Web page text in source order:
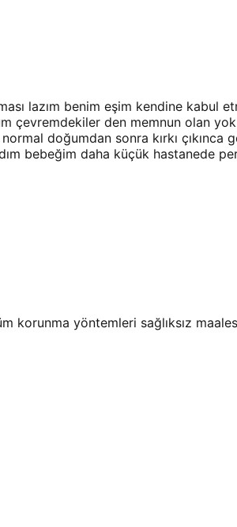
lazım benim eşim kendine
çevremdekiler den memnun olan
doğumdan sonra kırkı çıkınca
bebeğim daha küçük hastanede
yöntemleri sağlıksız